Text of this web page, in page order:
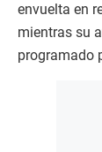
envuelta en
mientras su
programado